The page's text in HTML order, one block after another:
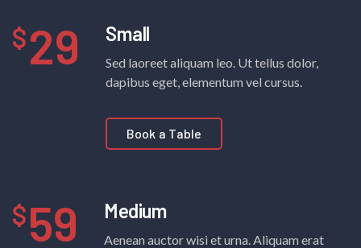
29 Small
Sed laoreet aliquam leo. Ut tellus dolor,
dapibus eget, elementum vel cursus.
Book a Table
59 Medium
Aenean auctor wisi et urna. Aliquam erat